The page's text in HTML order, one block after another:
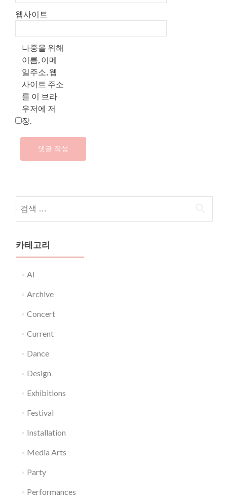
웹사이트
나중을 위해
이름, 이메
일주소, 웹
사이트 주소
를 이 브라
우저에 저
장.
카테고리
AI
Archive
Concert
Current
Dance
Design
Exhibitions
Festival
Installation
Media Arts
Party
Performances